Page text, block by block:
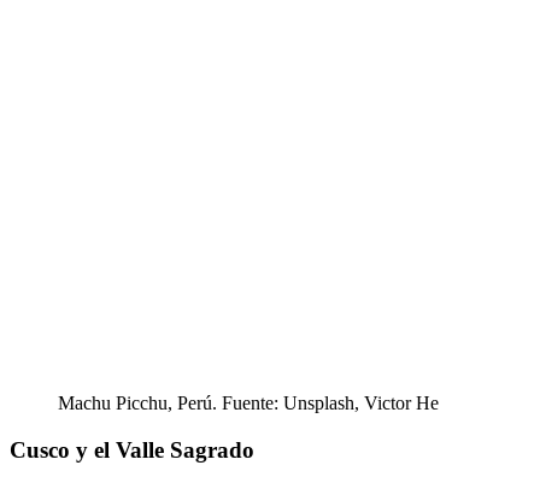
Machu Picchu, Perú. Fuente: Unsplash, Victor He
Cusco y el Valle Sagrado